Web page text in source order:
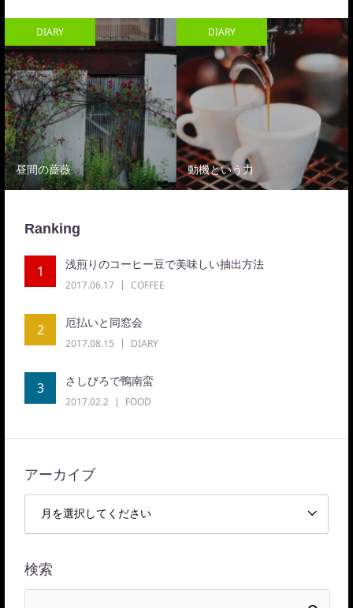
DIARY
昼間の薔薇
DIARY
動機という力
Ranking
1 浅煎りのコーヒー豆で美味しい抽出方法
2017.06.17 COFFEE
2 厄払いと同窓会
2017.08.15 DIARY
3 さしびろで鴨南蛮
2017.02.2 FOOD
アーカイブ
検索